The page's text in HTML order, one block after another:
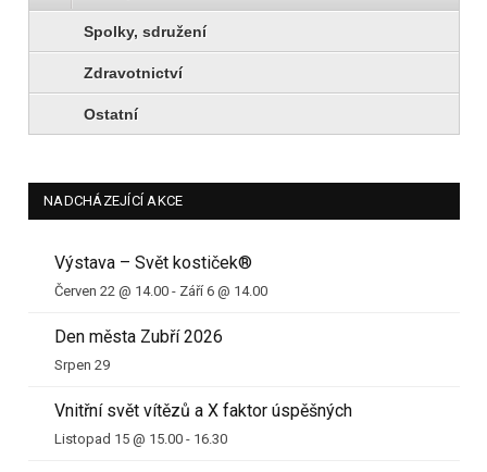
Spolky, sdružení
Zdravotnictví
Ostatní
NADCHÁZEJÍCÍ AKCE
Výstava – Svět kostiček®
Červen 22 @ 14.00 - Září 6 @ 14.00
Den města Zubří 2026
Srpen 29
Vnitřní svět vítězů a X faktor úspěšných
Listopad 15 @ 15.00 - 16.30